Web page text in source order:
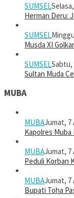
SUMSEL
Herman Deru:
SUMSEL
Musda XI
SUMSELSabtu,
Sultan Muda
MUBA
MUBAJumat, 7
Kapolres
MUBAJumat, 7
Peduli Korban
MUBAJumat, 7
Bupati Toha